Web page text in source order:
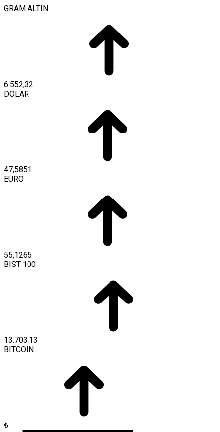
GRAM ALTIN
6.552,32
DOLAR
47,5851
EURO
55,1265
BIST 100
13.703,13
BITCOIN
₺